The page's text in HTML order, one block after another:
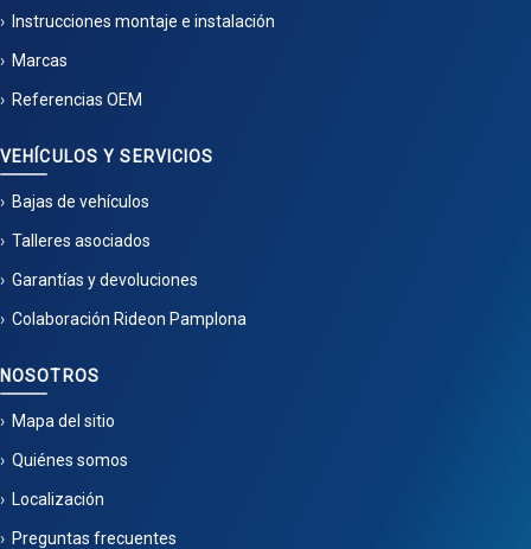
Instrucciones montaje e instalación
Marcas
Referencias OEM
VEHÍCULOS Y SERVICIOS
Bajas de vehículos
Talleres asociados
Garantías y devoluciones
Colaboración Rideon Pamplona
NOSOTROS
Mapa del sitio
Quiénes somos
Localización
Preguntas frecuentes